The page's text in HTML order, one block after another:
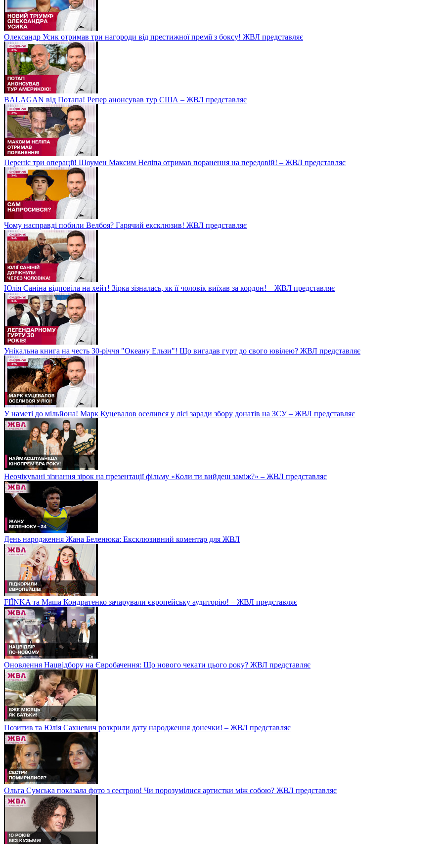
Олександр Усик отримав три нагороди від престижної премії з боксу! ЖВЛ представляє
BALAGAN від Потапа! Репер анонсував тур США – ЖВЛ представляє
Переніс три операції! Шоумен Максим Неліпа отримав поранення на передовій! – ЖВЛ представляє
Чому насправді побили Велбоя? Гарячий ексклюзив! ЖВЛ представляє
Юлія Саніна відповіла на хейт! Зірка зізналась, як її чоловік виїхав за кордон! – ЖВЛ представляє
Унікальна книга на честь 30-річчя "Океану Ельзи"! Що вигадав гурт до свого ювілею? ЖВЛ представляє
У наметі до мільйона! Марк Куцевалов оселився у лісі заради збору донатів на ЗСУ – ЖВЛ представляє
Неочікувані зізнання зірок на презентації фільму «Коли ти вийдеш заміж?» – ЖВЛ представляє
День народження Жана Беленюка: Ексклюзивний коментар для ЖВЛ
FIЇNKA та Маша Кондратенко зачарували європейську аудиторію! – ЖВЛ представляє
Оновлення Нацвідбору на Євробачення: Що нового чекати цього року? ЖВЛ представляє
Позитив та Юлія Сахневич розкрили дату народження донечки! – ЖВЛ представляє
Ольга Сумська показала фото з сестрою! Чи порозумілися артистки між собою? ЖВЛ представляє